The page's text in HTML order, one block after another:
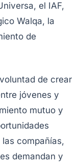
el IAF,
Walqa, la
de
de crear
jóvenes y
mutuo y
compañías,
demandan y